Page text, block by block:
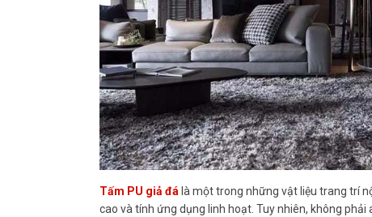
Tấm PU giả đá là một trong những vật liệu trang trí
cao và tính ứng dụng linh hoạt. Tuy nhiên, không